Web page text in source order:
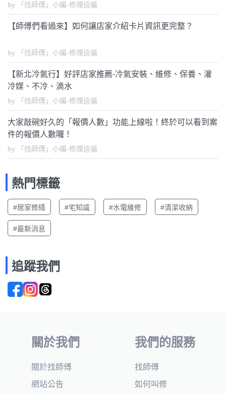
by 「找師傅」小編-修理這編
【師傅們看過來】如何讓店家介紹卡片資訊更完整？
by 「找師傅」小編-修理這編
【新北冷氣行】好評店家推薦-冷氣安裝、維修、保養、灌
冷媒、不冷、滴水
by 「找師傅」小編-修理這編
大家敲碗好久的「報價人數」功能上線啦！終於可以看到案
件的報價人數囉！
by 「找師傅」小編-修理這編
熱門標籤
#居家修繕 #宅知識 #水電維修 #清潔收納
#最新消息
追蹤我們
關於我們
關於找師傅
網站公告
我們的服務
找師傅
如何叫修